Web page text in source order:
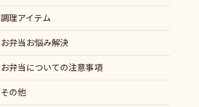
調理アイテム
お弁当お悩み解決
お弁当についての注意事項
その他